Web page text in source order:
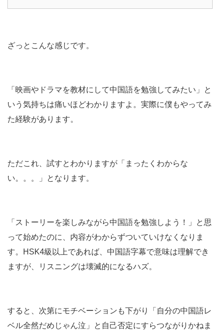
ざっとこんな感じです。
「映画やドラマを教材にして中国語を勉強してみたい」と
いう気持ちは痛いほどわかりますよ。実際に僕もやってみ
た経験があります。
ただこれ、試すとわかりますが「まったくわからな
い。。。」となります。
「ストーリーを楽しみながら中国語を勉強しよう！」と思
って始めたのに、内容がわからずついていけなくなりま
す。HSK4級以上であれば、中国語字幕で意味は理解でき
ますが、リスニングは壊滅的になるハズ。
すると、次第にモチベーションも下がり「自分の中国語レ
ベル全然だめじゃん泣」と自己否定にすらつながりかねま